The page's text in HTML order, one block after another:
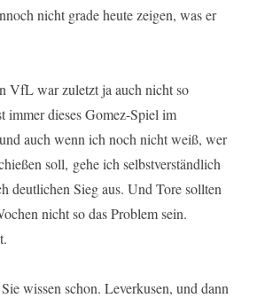
nicht grade heute zeigen, was er
VfL war zuletzt ja auch nicht so
immer dieses Gomez-Spiel im
auch wenn ich noch nicht weiß, wer
soll, gehe ich selbstverständlich
deutlichen Sieg aus. Und Tore sollten
nicht so das Problem sein.
wissen schon. Leverkusen, und dann